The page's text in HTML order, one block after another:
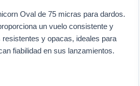
Oval de 75 micras para dardos.
un vuelo consistente y
resistentes y opacas, ideales para
fiabilidad en sus lanzamientos.